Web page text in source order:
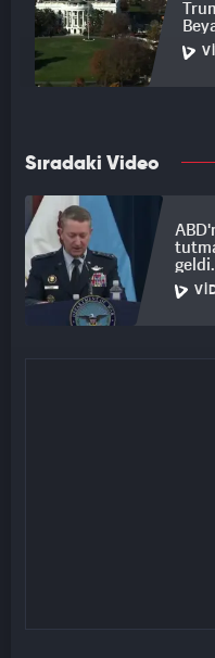
Sıradaki Video